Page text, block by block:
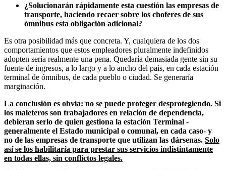
¿Solucionarán rápidamente esta cuestión las empresas de
transporte, haciendo recaer sobre los choferes de sus
ómnibus esta obligación adicional?
Es otra posibilidad más que concreta. Y, cualquiera de los dos
comportamientos que estos empleadores pluralmente indefinidos
adopten sería realmente una pena. Quedaría demasiada gente sin su
fuente de ingresos, a lo largo y a lo ancho del país, en cada estación
terminal de ómnibus, de cada pueblo o ciudad. Se generaría
marginación.
La conclusión es obvia: no se puede proteger desprotegiendo. Si
los maleteros son trabajadores en relación de dependencia,
debieran serlo de quien gestiona la estación Terminal -
generalmente el Estado municipal o comunal, en cada caso- y
no de las empresas de transporte que utilizan las dársenas. Solo
así se los habilitaría para prestar sus servicios indistintamente
en todas ellas, sin conflictos legales.